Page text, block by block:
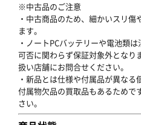
※中古品のご注意
・中古商品のため、細かいスリ
ます。
・ノートPCバッテリーや電池類
可否に関わらず保証対象外となり
扱い店舗にお問合せください。
・新品とは仕様や付属品が異な
付属物欠品の買取品もあるためで
さい。